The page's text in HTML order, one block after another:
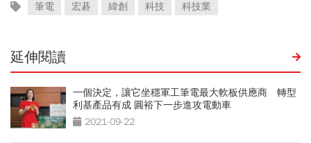
筆電 宏碁 緯創 科技 科技業
延伸閱讀
一個決定，讓它坐穩軍工筆電最大軟板供應商 轉型
利基產品有成 圓裕下一步進攻電動車
2021-09-22